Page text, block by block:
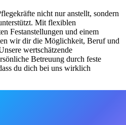
nicht nur anstellt, sondern
Mit flexiblen
Festanstellungen und einem
wir dir die Möglichkeit, Beruf und
wertschätzende
Betreuung durch feste
du dich bei uns wirklich